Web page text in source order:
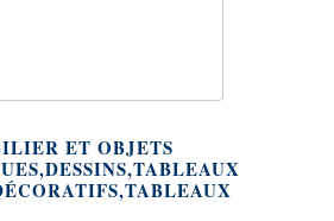
ET OBJETS